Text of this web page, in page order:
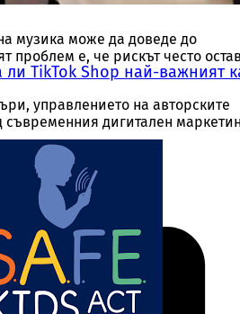
музика може да доведе до
е, че рискът често
управлението на авторските
дигитален
ли TikTok Shop най-важният